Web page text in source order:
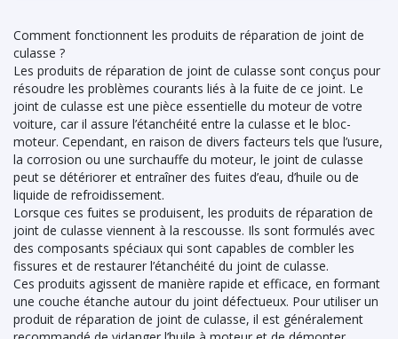
Comment fonctionnent les produits de réparation de joint de
culasse ?
Les produits de réparation de joint de culasse sont conçus pour
résoudre les problèmes courants liés à la fuite de ce joint. Le
joint de culasse est une pièce essentielle du moteur de votre
voiture, car il assure l’étanchéité entre la culasse et le bloc-
moteur. Cependant, en raison de divers facteurs tels que l’usure,
la corrosion ou une surchauffe du moteur, le joint de culasse
peut se détériorer et entraîner des fuites d’eau, d’huile ou de
liquide de refroidissement.
Lorsque ces fuites se produisent, les produits de réparation de
joint de culasse viennent à la rescousse. Ils sont formulés avec
des composants spéciaux qui sont capables de combler les
fissures et de restaurer l’étanchéité du joint de culasse.
Ces produits agissent de manière rapide et efficace, en formant
une couche étanche autour du joint défectueux. Pour utiliser un
produit de réparation de joint de culasse, il est généralement